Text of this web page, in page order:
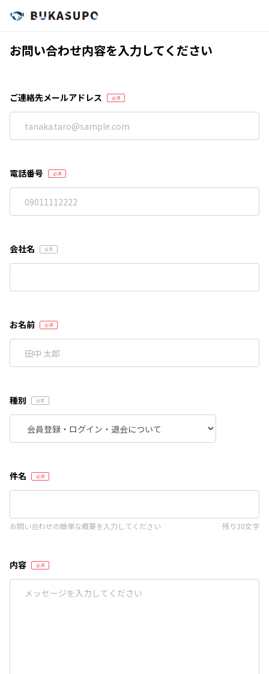
お問い合わせ内容を入力してください
ご連絡先メールアドレス
電話番号
会社名
お名前
種別
件名
残り30文字
お問い合わせの簡単な概要を入力してください
内容